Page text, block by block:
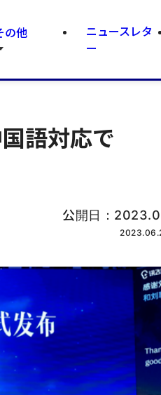
の他
ニュースレタ
ー
語対応で
公開日：